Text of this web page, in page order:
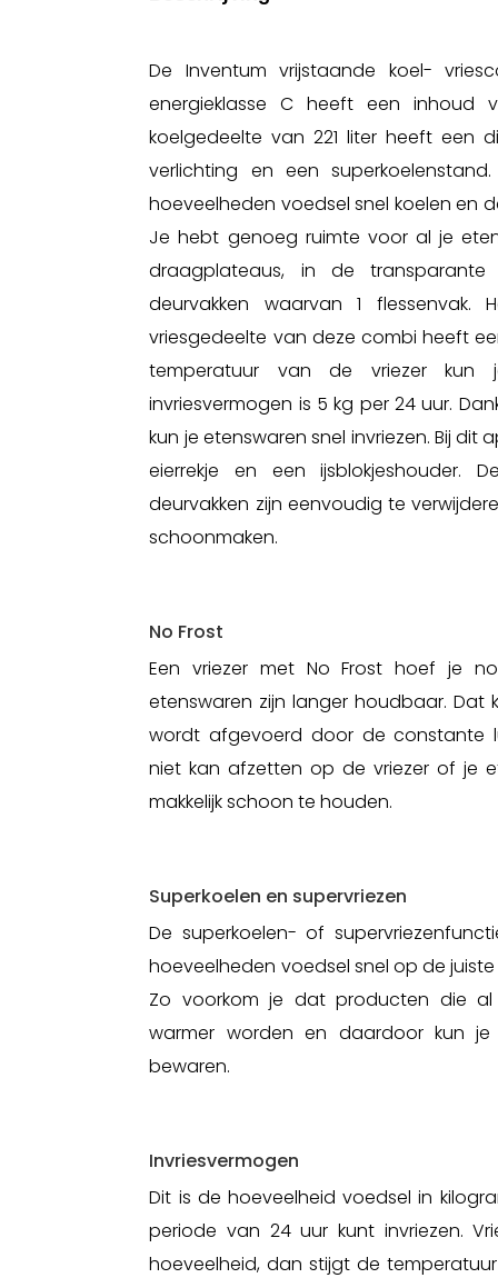
De Inventum vrijstaande koel-
energieklasse C heeft een inhoud
koelgedeelte van 221 liter heeft een
verlichting en een
hoeveelheden voedsel snel koelen en
Je hebt genoeg ruimte voor al je
draagplateaus, in de
deurvakken waarvan 1 flessenvak.
vriesgedeelte van deze combi heeft
temperatuur van de vriezer kun
invriesvermogen is 5 kg per 24 uur.
kun je etenswaren snel invriezen. Bij dit
eierrekje en een ijsblokjeshouder.
deurvakken zijn eenvoudig te
schoonmaken.
No Frost
Een vriezer met No Frost hoef je
etenswaren zijn langer houdbaar.
wordt afgevoerd door de constante
niet kan afzetten op de vriezer of je
makkelijk schoon te houden.
Superkoelen en supervriezen
De superkoelen- of
hoeveelheden voedsel snel op de
Zo voorkom je dat producten die
warmer worden en daardoor kun je
bewaren.
Invriesvermogen
Dit is de hoeveelheid voedsel in
periode van 24 uur kunt invriezen.
hoeveelheid, dan stijgt de